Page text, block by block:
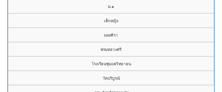
ม.๑
เด็กหญิง
มณฑิรา
พรมหลวงศรี
โรงเรียนชุมแพวิทยายน
วัดบริบูรณ์